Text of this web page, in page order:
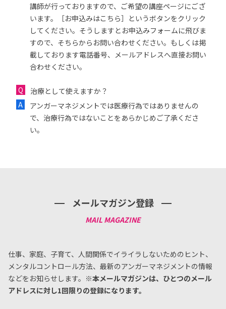
講師が行っておりますので、ご希望の講座ページにござ
います。［お申込みはこちら］というボタンをクリック
してください。そうしますとお申込みフォームに飛びま
すので、そちらからお問い合わせください。もしくは掲
載しております電話番号、メールアドレスへ直接お問い
合わせください。
治療として使えますか？
アンガーマネジメントでは医療行為ではありませんの
で、治療行為ではないことをあらかじめご了承くださ
い。
メールマガジン登録
仕事、家庭、子育て、人間関係でイライラしないためのヒント、
メンタルコントロール方法、 最新のアンガーマネジメントの情報
などをお知らせします。 ※本メールマガジンは、ひとつのメール
アドレスに対し1回限りの登録になります。